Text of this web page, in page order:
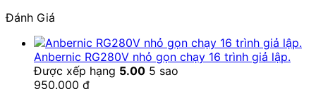
2.750.000 ₫.
Đánh Giá
Anbernic RG280V nhỏ gọn chạy 16 trình giả lập.
Được xếp hạng 5.00 5 sao
950.000 ₫